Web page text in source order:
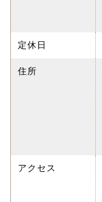
定休日
住所
アクセス